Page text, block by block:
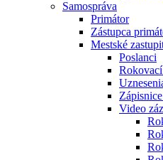
Samospráva
Primátor
Zástupca
Mestské
Poslanci
Video